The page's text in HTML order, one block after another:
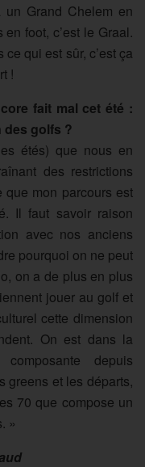
Grand Chelem en
foot, c’est le Graal.
qui est sûr, c’est ça
!
fait mal cet été :
des golfs ?
étés) que nous en
des restrictions
que mon parcours est
Il faut savoir raison
avec nos anciens
pourquoi on ne peut
on a de plus en plus
jouer au golf et
cette dimension
On est dans la
depuis
greens et les départs,
70 que compose un
»